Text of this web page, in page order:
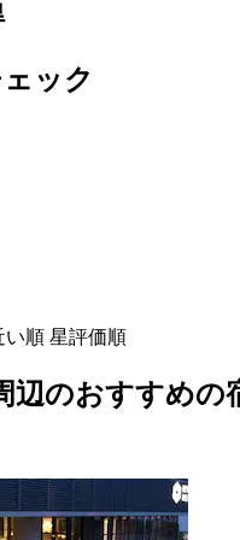
ック
い順 星評価順
辺のおすすめの